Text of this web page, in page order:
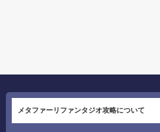
メタファーリファンタジオ攻略について